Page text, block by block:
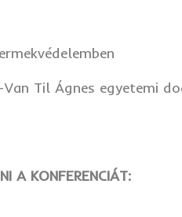
Van Til Ágnes egyetemi
A KONFERENCIÁT: